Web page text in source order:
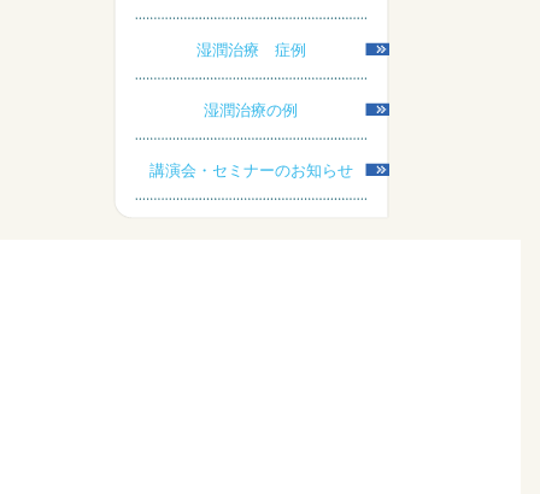
湿潤治療 症例
湿潤治療の例
講演会・セミナーのお知らせ